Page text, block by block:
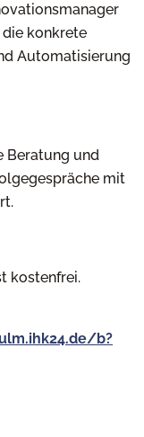
die konkrete
Automatisierung
Beratung und
mit
kostenfrei.
b?